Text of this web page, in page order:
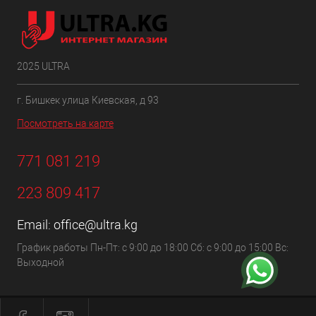
2025 ULTRA
г. Бишкек улица Киевская, д 93
Посмотреть на карте
771 081 219
223 809 417
Email: office@ultra.kg
График работы Пн-Пт: с 9:00 до 18:00 Сб: с 9:00 до 15:00 Вс:
Выходной